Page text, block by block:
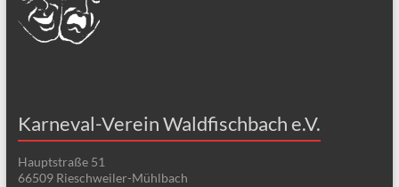
Karneval-Verein Waldfischbach e.V.
Hauptstraße 51
66509 Rieschweiler-Mühlbach